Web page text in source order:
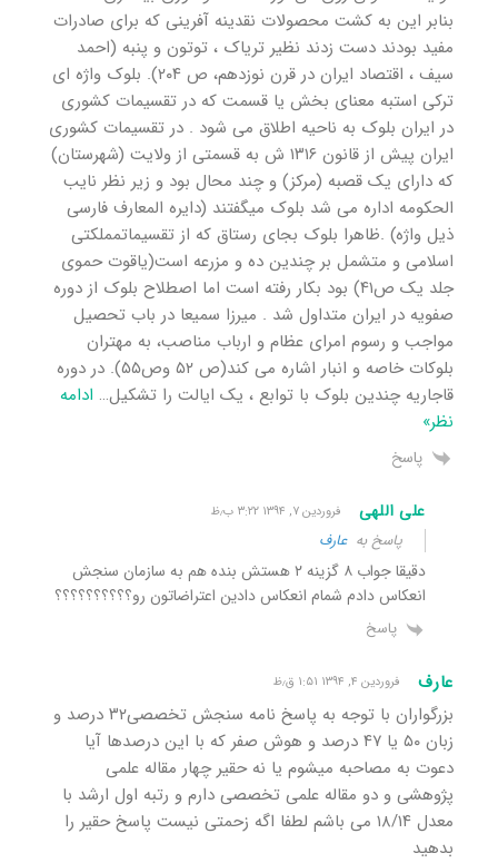
بنابر این به کشت محصولات نقدینه آفرینی که برای صادرات
مفید بودند دست زدند نظیر تریاک ، توتون و پنبه (احمد
سیف ، اقتصاد ایران در قرن نوزدهم، ص ۲۰۴). بلوک واژه ای
ترکی استبه معنای بخش یا قسمت که در تقسیمات کشوری
در ایران بلوک به ناحیه اطلاق می شود . در تقسیمات کشوری
ایران پیش از قانون ۱۳۱۶ ش به قسمتی از ولایت (شهرستان)
که دارای یک قصبه (مرکز) و چند محال بود و زیر نظر نایب
الحکومه اداره می شد بلوک میگفتند (دایره المعارف فارسی
ذیل واژه) .ظاهرا بلوک بجای رستاق که از تقسیماتمملکتی
اسلامی و متشمل بر چندین ده و مزرعه است(یاقوت حموی
جلد یک ص۴۱) بود بکار رفته است اما اصطلاح بلوک از دوره
صفویه در ایران متداول شد . میرزا سمیعا در باب تحصیل
مواجب و رسوم امرای عظام و ارباب مناصب، به مهتران
بلوکات خاصه و انبار اشاره می کند(ص ۵۲ وص۵۵). در دوره
قاجاریه چندین بلوک با توابع ، یک ایالت را تشکیل… ادامه
نظر»
پاسخ
علی اللهی فروردین ۷, ۱۳۹۴ ۳:۲۲ ب٫ظ
پاسخ بهعارف
دقیقا جواب ۸ گزینه ۲ هستش بنده هم به سازمان سنجش
انعکاس دادم شمام انعکاس دادین اعتراضاتون رو؟؟؟؟؟؟؟؟؟؟
پاسخ
عارف فروردین ۴, ۱۳۹۴ ۱:۵۱ ق٫ظ
بزرگواران با توجه به پاسخ نامه سنجش تخصصی۳۲ درصد و
زبان ۵۰ یا ۴۷ درصد و هوش صفر که با این درصدها آیا
دعوت به مصاحبه میشوم یا نه حقیر چهار مقاله علمی
پژوهشی و دو مقاله علمی تخصصی دارم و رتبه اول ارشد با
معدل ۱۸/۱۴ می باشم لطفا اگه زحمتی نیست پاسخ حقیر را
بدهید